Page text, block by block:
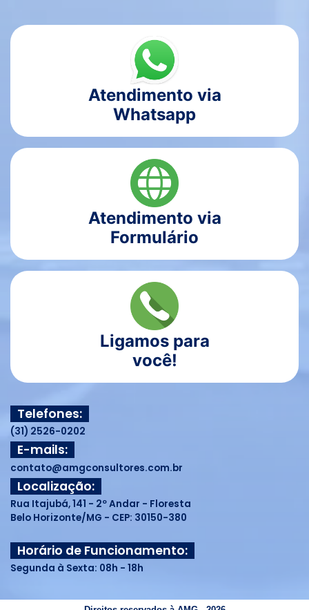
Atendimento via
Whatsapp
Atendimento via
Formulário
Ligamos para
você!
Telefones:
(31) 2526-0202
E-mails:
contato@amgconsultores.com.br
Localização:
Rua Itajubá, 141 - 2º Andar - Floresta
Belo Horizonte/MG - CEP: 30150-380
Horário de Funcionamento:
Segunda à Sexta: 08h - 18h